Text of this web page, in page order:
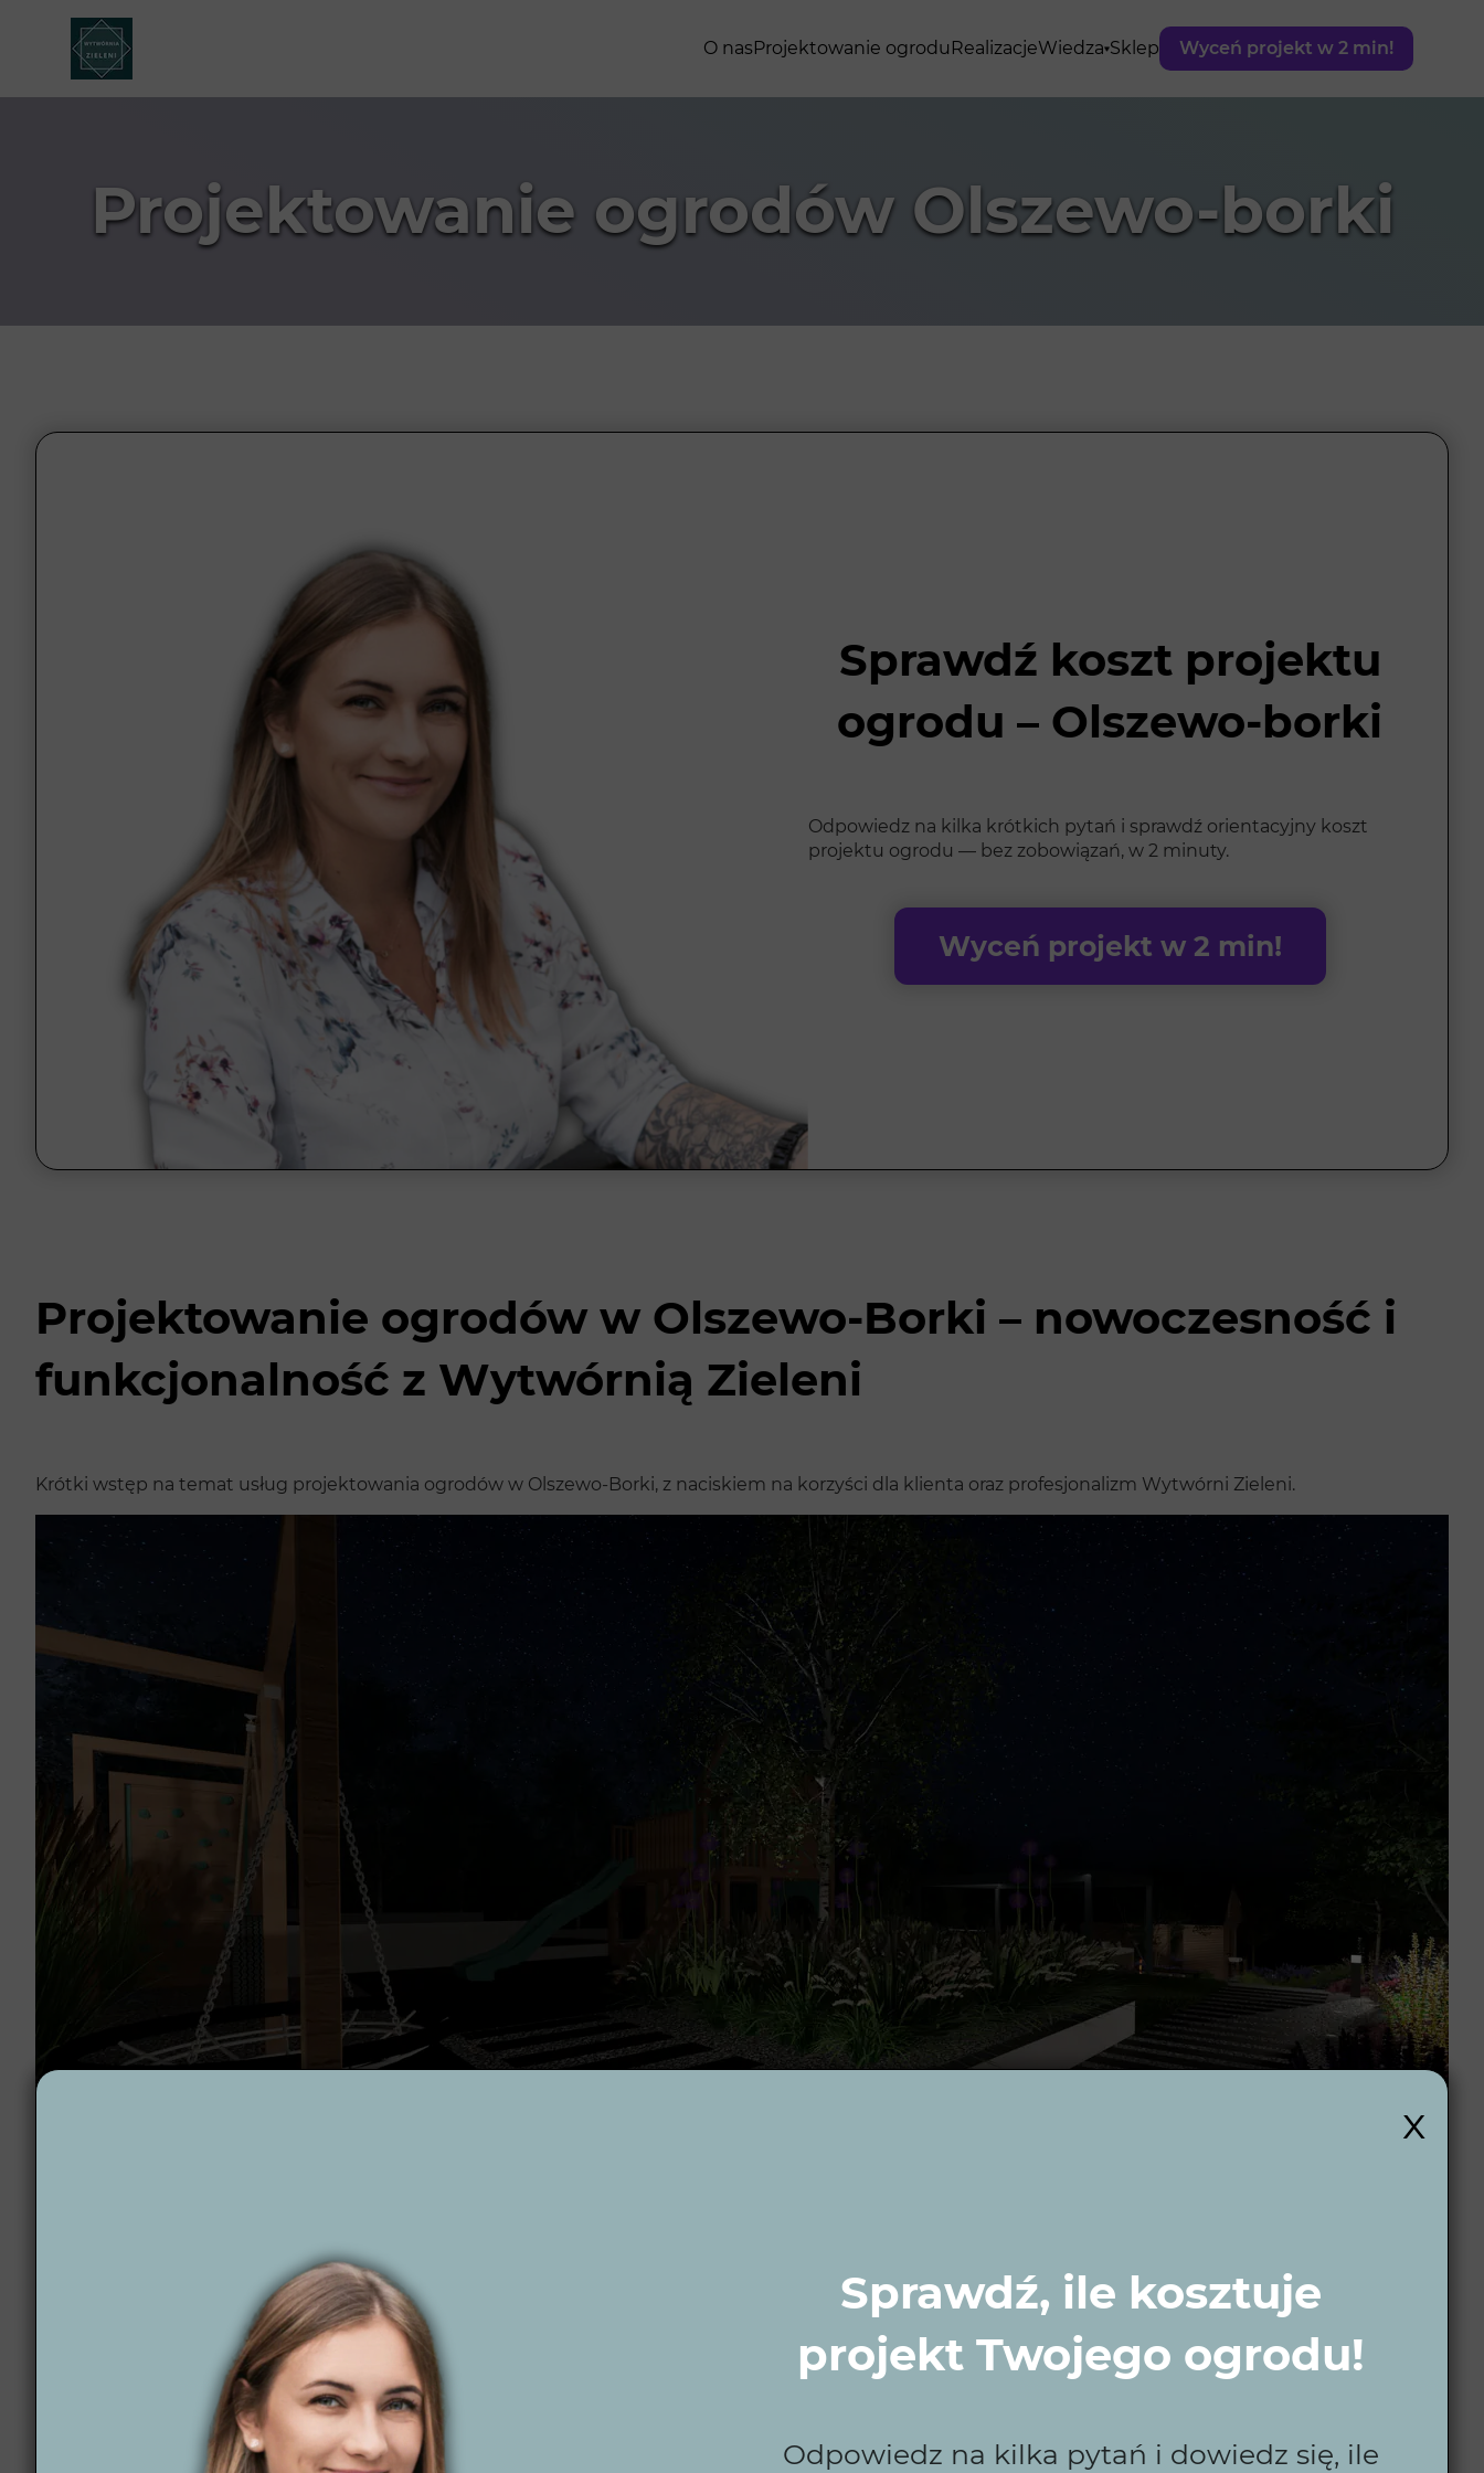
O nasProjektowanie ogrodu RealizacjeWiedza Sklep Wyceń projekt w 2 min!
Projektowanie ogrodów Olszewo-borki
Sprawdź koszt projektu
ogrodu – Olszewo-borki
Odpowiedz na kilka krótkich pytań i sprawdź orientacyjny koszt
projektu ogrodu — bez zobowiązań, w 2 minuty.
Wyceń projekt w 2 min!
Projektowanie ogrodów w Olszewo-Borki – nowoczesność i
funkcjonalność z Wytwórnią Zieleni
Krótki wstęp na temat usług projektowania ogrodów w Olszewo-Borki, z naciskiem na korzyści dla klienta oraz profesjonalizm Wytwórni Zieleni.
Projektowanie ogrodów Olszewo-borki
Dlaczego warto wybrać Wytwórnię Zieleni?
x
Sprawdź, ile kosztuje
projekt Twojego ogrodu!
Odpowiedz na kilka pytań i dowiedz się, ile